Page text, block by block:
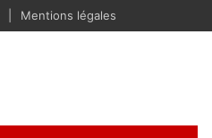
Mentions légales